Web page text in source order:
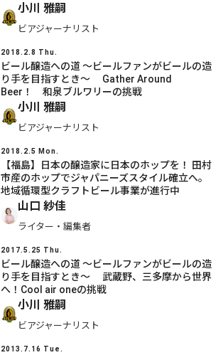
小川 雅嗣
ビアジャーナリスト
2018.2.8 Thu.
ビール醸造への道 〜ビールファンがビールの造
り手を目指すとき〜 Gather Around
Beer！ 和泉ブルワリーの挑戦
小川 雅嗣
ビアジャーナリスト
2018.2.5 Mon.
【福島】日本の醸造家に日本のホップを！ 田村
市産のホップでジャパニーズスタイル確立へ。
地域循環型クラフトビール事業が進行中
山口 紗佳
ライター・編集者
2017.5.25 Thu.
ビール醸造への道 〜ビールファンがビールの造
り手を目指すとき〜 武蔵野、三多摩から世界
へ！Cool air oneの挑戦
小川 雅嗣
ビアジャーナリスト
2013.7.16 Tue.